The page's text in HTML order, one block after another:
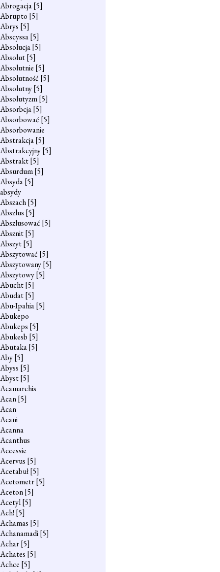
Abrogacja[5]
Abrupto [5]
Abrys [5]
Abscyssa[5]
Absolucja[5]
Absolut[5]
Absolutnie [5]
Absolutność [5]
Absolutny[5]
Absolutyzm[5]
Absorbcja[5]
Absorbować [5]
Absorbowanie
Abstrakcja[5]
Abstrakcyjny[5]
Abstrakt[5]
Absurdum[5]
Absyda[5]
absydy
Abszach[5]
Abszlus [5]
Abszlusować [5]
Absznit[5]
Abszyt[5]
Abszytować [5]
Abszytowany[5]
Abszytowy[5]
Abucht[5]
Abudat[5]
Abu-Ipahia[5]
Abukepo
Abukeps [5]
Abukesb [5]
Abutaka[5]
Aby[5]
Abyss [5]
Abyst[5]
Acamarchis
Acan[5]
Acan
Acani
Acanna
Acanthus
Accessie
Acervus [5]
Acetabuł[5]
Acetometr[5]
Aceton[5]
Acetyl[5]
Ach! [5]
Achamas [5]
Achanamadi[5]
Achar[5]
Achates [5]
Achce [5]